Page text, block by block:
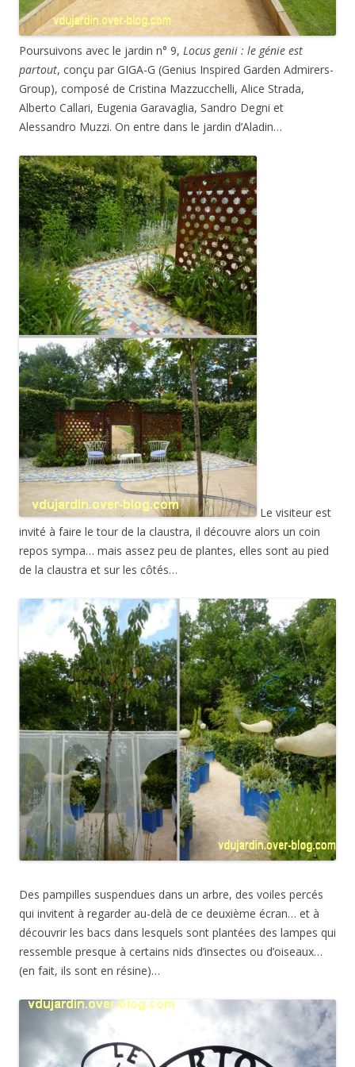
Poursuivons avec le jardin n° 9, Locus genii : le génie est
partout, conçu par GIGA-G (Genius Inspired Garden Admirers-
Group), composé de Cristina Mazzucchelli, Alice Strada,
Alberto Callari, Eugenia Garavaglia, Sandro Degni et
Alessandro Muzzi. On entre dans le jardin d’Aladin…
Le visiteur est
invité à faire le tour de la claustra, il découvre alors un coin
repos sympa… mais assez peu de plantes, elles sont au pied
de la claustra et sur les côtés…
Des pampilles suspendues dans un arbre, des voiles percés
qui invitent à regarder au-delà de ce deuxième écran… et à
découvrir les bacs dans lesquels sont plantées des lampes qui
ressemble presque à certains nids d’insectes ou d’oiseaux…
(en fait, ils sont en résine)…